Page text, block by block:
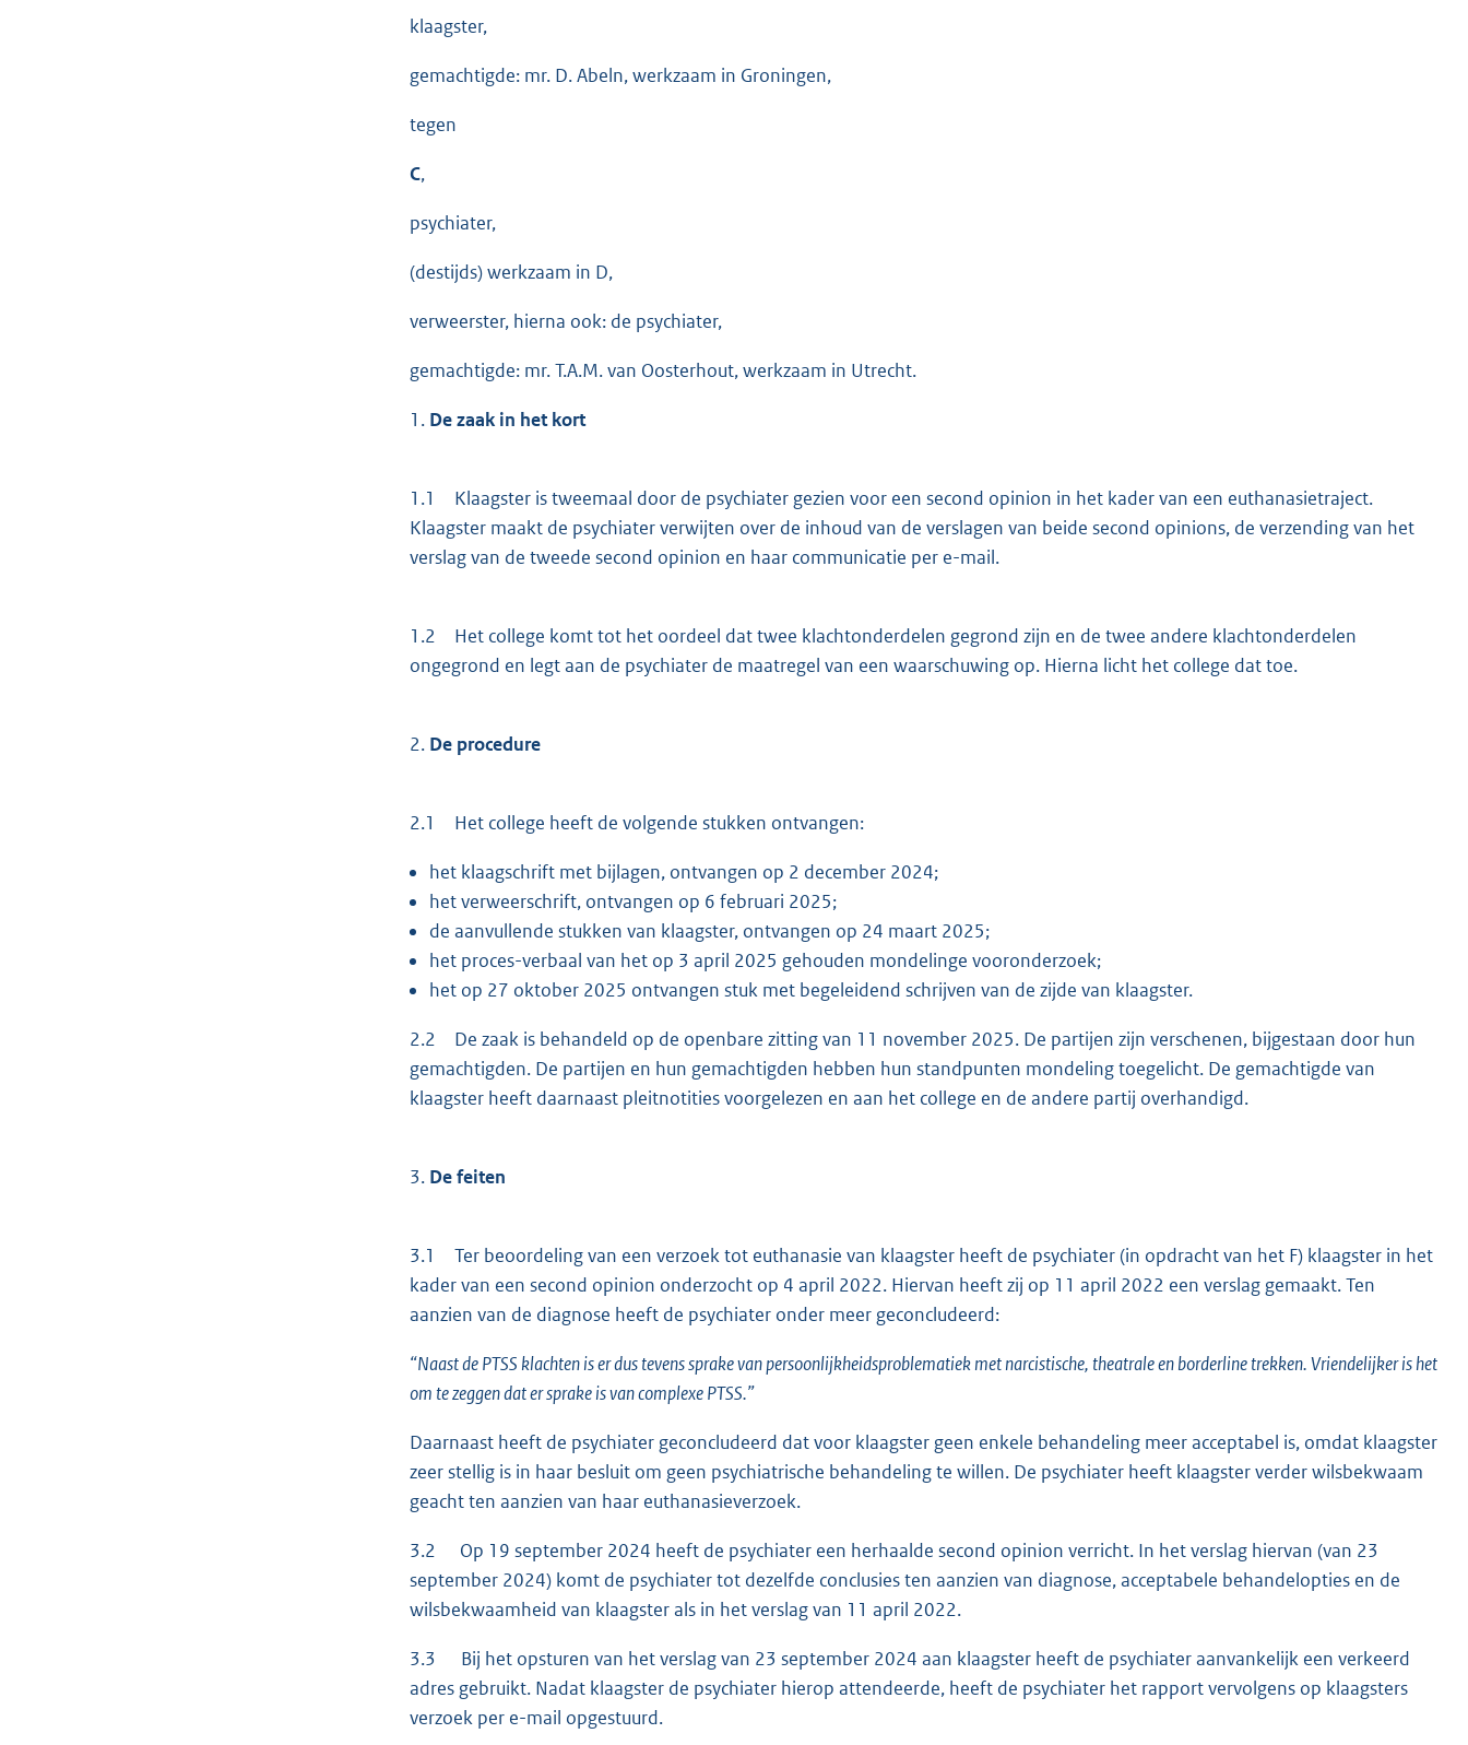
klaagster,
gemachtigde: mr. D. Abeln, werkzaam in Groningen,
tegen
C,
psychiater,
(destijds) werkzaam in D,
verweerster, hierna ook: de psychiater,
gemachtigde: mr. T.A.M. van Oosterhout, werkzaam in Utrecht.
1. De zaak in het kort
1.1 Klaagster is tweemaal door de psychiater gezien voor een second opinion in het kader van een euthanasietraject.
Klaagster maakt de psychiater verwijten over de inhoud van de verslagen van beide second opinions, de verzending van het
verslag van de tweede second opinion en haar communicatie per e-mail.
1.2 Het college komt tot het oordeel dat twee klachtonderdelen gegrond zijn en de twee andere klachtonderdelen
ongegrond en legt aan de psychiater de maatregel van een waarschuwing op. Hierna licht het college dat toe.
2. De procedure
2.1 Het college heeft de volgende stukken ontvangen:
het klaagschrift met bijlagen, ontvangen op 2 december 2024;
het verweerschrift, ontvangen op 6 februari 2025;
de aanvullende stukken van klaagster, ontvangen op 24 maart 2025;
het proces-verbaal van het op 3 april 2025 gehouden mondelinge vooronderzoek;
het op 27 oktober 2025 ontvangen stuk met begeleidend schrijven van de zijde van klaagster.
2.2 De zaak is behandeld op de openbare zitting van 11 november 2025. De partijen zijn verschenen, bijgestaan door hun
gemachtigden. De partijen en hun gemachtigden hebben hun standpunten mondeling toegelicht. De gemachtigde van
klaagster heeft daarnaast pleitnotities voorgelezen en aan het college en de andere partij overhandigd.
3. De feiten
3.1 Ter beoordeling van een verzoek tot euthanasie van klaagster heeft de psychiater (in opdracht van het F) klaagster in het
kader van een second opinion onderzocht op 4 april 2022. Hiervan heeft zij op 11 april 2022 een verslag gemaakt. Ten
aanzien van de diagnose heeft de psychiater onder meer geconcludeerd:
“Naast de PTSS klachten is er dus tevens sprake van persoonlijkheidsproblematiek met narcistische, theatrale en borderline trekken. Vriendelijker is het
om te zeggen dat er sprake is van complexe PTSS.”
Daarnaast heeft de psychiater geconcludeerd dat voor klaagster geen enkele behandeling meer acceptabel is, omdat klaagster
zeer stellig is in haar besluit om geen psychiatrische behandeling te willen. De psychiater heeft klaagster verder wilsbekwaam
geacht ten aanzien van haar euthanasieverzoek.
3.2 Op 19 september 2024 heeft de psychiater een herhaalde second opinion verricht. In het verslag hiervan (van 23
september 2024) komt de psychiater tot dezelfde conclusies ten aanzien van diagnose, acceptabele behandelopties en de
wilsbekwaamheid van klaagster als in het verslag van 11 april 2022.
3.3 Bij het opsturen van het verslag van 23 september 2024 aan klaagster heeft de psychiater aanvankelijk een verkeerd
adres gebruikt. Nadat klaagster de psychiater hierop attendeerde, heeft de psychiater het rapport vervolgens op klaagsters
verzoek per e-mail opgestuurd.